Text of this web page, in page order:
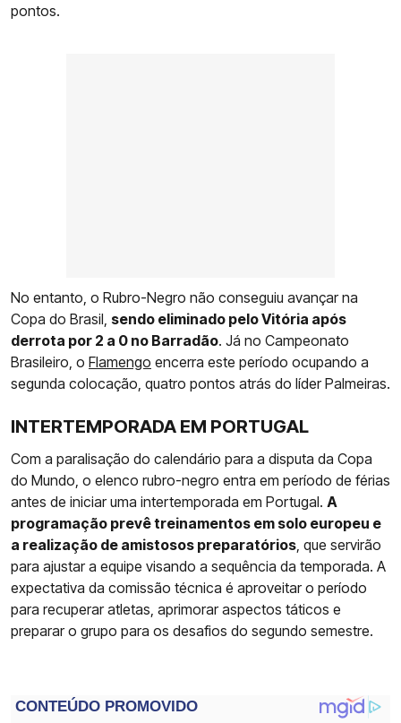
pontos.
No entanto, o Rubro-Negro não conseguiu avançar na
Copa do Brasil, sendo eliminado pelo Vitória após
derrota por 2 a 0 no Barradão. Já no Campeonato
Brasileiro, o Flamengo encerra este período ocupando a
segunda colocação, quatro pontos atrás do líder Palmeiras.
INTERTEMPORADA EM PORTUGAL
Com a paralisação do calendário para a disputa da Copa
do Mundo, o elenco rubro-negro entra em período de férias
antes de iniciar uma intertemporada em Portugal. A
programação prevê treinamentos em solo europeu e
a realização de amistosos preparatórios, que servirão
para ajustar a equipe visando a sequência da temporada. A
expectativa da comissão técnica é aproveitar o período
para recuperar atletas, aprimorar aspectos táticos e
preparar o grupo para os desafios do segundo semestre.